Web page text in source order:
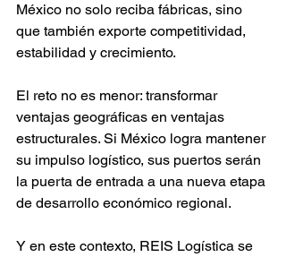
México no solo reciba fábricas, sino
que también exporte competitividad,
estabilidad y crecimiento.
El reto no es menor: transformar
ventajas geográficas en ventajas
estructurales. Si México logra mantener
su impulso logístico, sus puertos serán
la puerta de entrada a una nueva etapa
de desarrollo económico regional.
Y en este contexto, REIS Logística se